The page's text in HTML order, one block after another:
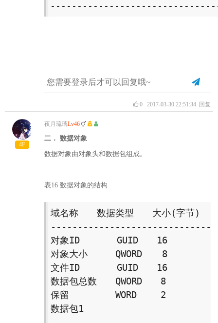
02017-03-30 22:51:34 回复
4F
夜月琉璃Lv46
二． 数据对象
数据对象由对象头和数据包组成。
表16 数据对象的结构
域名称　　数据类型　　大小(字节)
对象ID　　　　GUID　　16
对象大小　　　QWORD  　8
文件ID　　　　GUID　　16
数据包总数　　QWORD　　8
保留　　　　　WORD　　 2
数据包1